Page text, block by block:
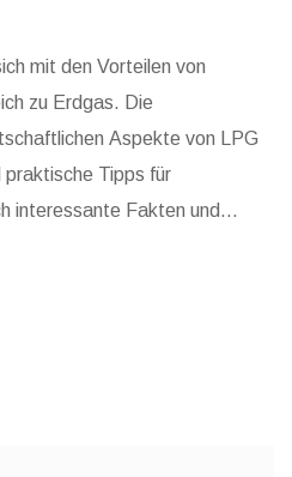
mit den Vorteilen von
zu Erdgas. Die
Aspekte von LPG
praktische Tipps für
interessante Fakten und